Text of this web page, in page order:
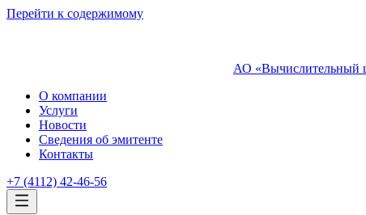
Перейти к содержимому
АО «Вычислительный
О компании
Услуги
Новости
Сведения об эмитенте
Контакты
+7 (4112) 42-46-56